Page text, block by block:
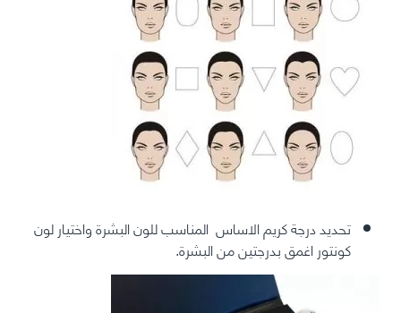
تحديد درجة كريم الاساس المناسب للون البشرة واختيار لون
كونتور اغمق بدرجتين من البشرة.